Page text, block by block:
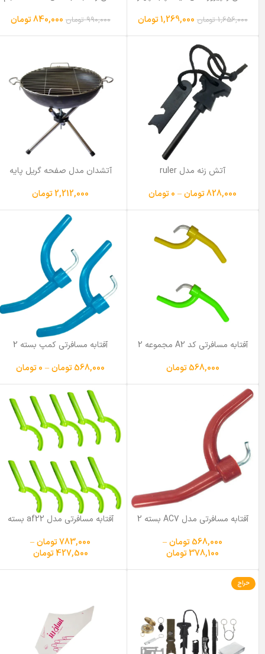
1,656,000 تومان 1,269,000تومان 990,000 تومان 840,000تومان
آتش زنه مدل ruler
828,000تومان –
0تومان
آتشدان مدل صفحه گریل پایه
2,212,000تومان
آفتابه مسافرتی کد A2 مجموعه 2
568,000 تومان
آفتابه مسافرتی کمپ بسته 2
568,000تومان –
0تومان
آفتابه مسافرتی مدل AC7 بسته 2
568,000تومان –
378,100تومان
آفتابه مسافرتی مدل af22 بسته
783,000تومان –
427,500تومان
حراج